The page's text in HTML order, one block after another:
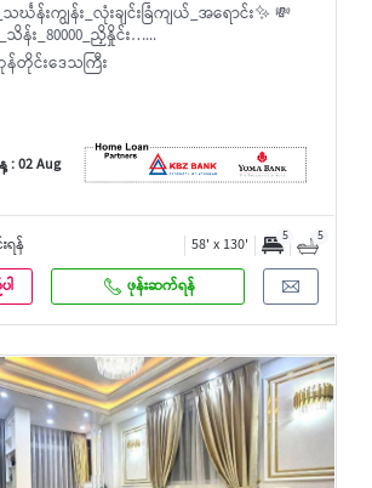
သင်္ဃန်းကျွန်း_လုံးချင်းခြံကျယ်_အရောင်း✨ 💸
သိန်း_80000_ညှိနှိုင်း…...
န်တိုင်းဒေသကြီး
02 Aug
ရန် 58' x 130' 5 5
ဖုန်းဆက်ရန်